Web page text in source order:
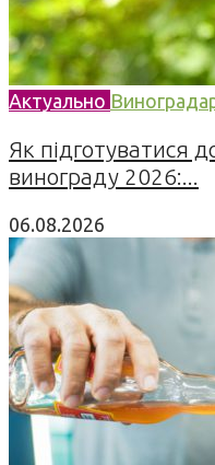
Актуально
Як підготуватися
винограду 2026:...
06.08.2026